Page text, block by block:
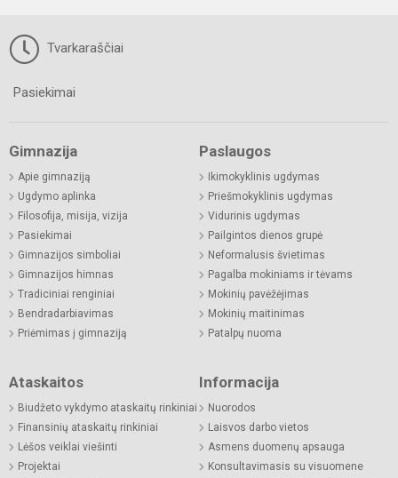
Tvarkaraščiai
Pasiekimai
Gimnazija
Apie gimnaziją
Ugdymo aplinka
Filosofija, misija, vizija
Pasiekimai
Gimnazijos simboliai
Gimnazijos himnas
Tradiciniai renginiai
Bendradarbiavimas
Priėmimas į gimnaziją
Paslaugos
Ikimokyklinis ugdymas
Priešmokyklinis ugdymas
Vidurinis ugdymas
Pailgintos dienos grupė
Neformalusis švietimas
Pagalba mokiniams ir tėvams
Mokinių pavėžėjimas
Mokinių maitinimas
Patalpų nuoma
Ataskaitos
Biudžeto vykdymo ataskaitų rinkiniai
Finansinių ataskaitų rinkiniai
Lėšos veiklai viešinti
Projektai
Informacija
Nuorodos
Laisvos darbo vietos
Asmens duomenų apsauga
Konsultavimasis su visuomene